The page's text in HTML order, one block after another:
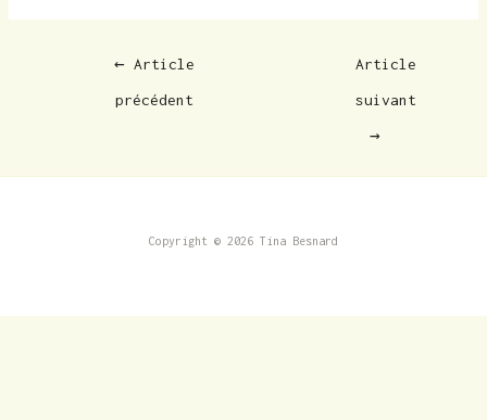
← Article
précédent
Article
suivant
→
Copyright © 2026 Tina Besnard